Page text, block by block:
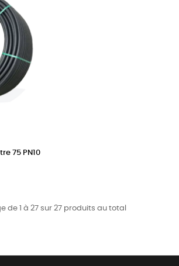
75 PN10
de 1 à 27 sur 27 produits au total